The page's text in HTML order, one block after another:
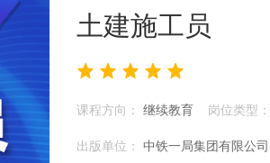
土建施工员
课程方向： 继续教育 岗位类型：
出版单位： 中铁一局集团有限公司